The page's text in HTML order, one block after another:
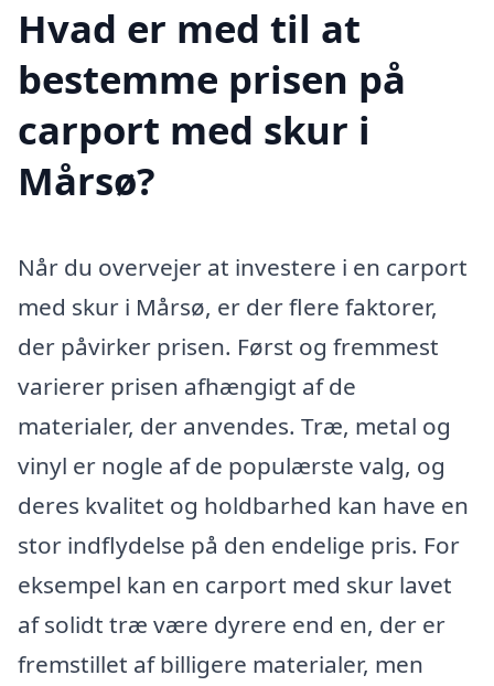
Hvad er med til at
bestemme prisen på
carport med skur i
Mårsø?
Når du overvejer at investere i en carport
med skur i Mårsø, er der flere faktorer,
der påvirker prisen. Først og fremmest
varierer prisen afhængigt af de
materialer, der anvendes. Træ, metal og
vinyl er nogle af de populærste valg, og
deres kvalitet og holdbarhed kan have en
stor indflydelse på den endelige pris. For
eksempel kan en carport med skur lavet
af solidt træ være dyrere end en, der er
fremstillet af billigere materialer, men